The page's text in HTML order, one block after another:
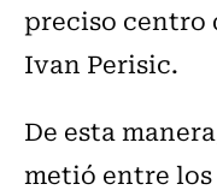
preciso centro
Ivan Perisic.
De esta
metió entre